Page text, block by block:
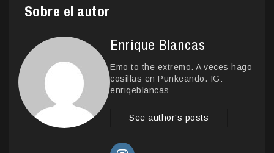
Sobre el autor
Enrique Blancas
Emo to the extremo. A veces hago
cosillas en Punkeando. IG:
enriqeblancas
See author's posts